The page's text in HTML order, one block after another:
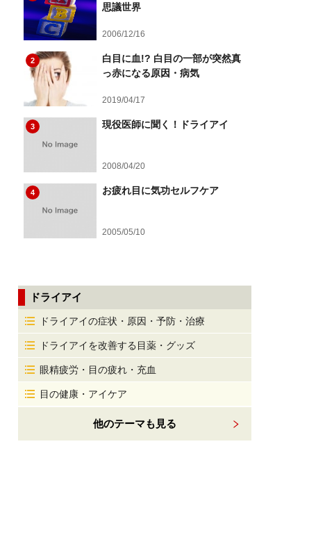
思議世界
2006/12/16
2
白目に血!? 白目の一部が突然真
っ赤になる原因・病気
2019/04/17
3 現役医師に聞く！ドライアイ
2008/04/20
4 お疲れ目に気功セルフケア
2005/05/10
ドライアイ
ドライアイの症状・原因・予防・治療
ドライアイを改善する目薬・グッズ
眼精疲労・目の疲れ・充血
目の健康・アイケア
他のテーマも見る